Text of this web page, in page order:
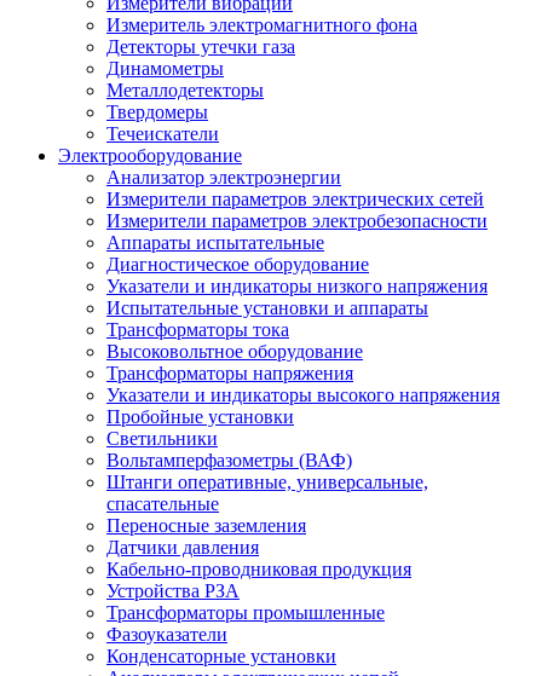
Измеритель электромагнитного фона
Детекторы утечки газа
Динамометры
Металлодетекторы
Твердомеры
Течеискатели
Электрооборудование
Анализатор электроэнергии
Измерители параметров электрических сетей
Измерители параметров электробезопасности
Аппараты испытательные
Диагностическое оборудование
Указатели и индикаторы низкого напряжения
Испытательные установки и аппараты
Трансформаторы тока
Высоковольтное оборудование
Трансформаторы напряжения
Указатели и индикаторы высокого напряжения
Пробойные установки
Светильники
Вольтамперфазометры (ВАФ)
Штанги оперативные, универсальные,
спасательные
Переносные заземления
Датчики давления
Кабельно-проводниковая продукция
Устройства РЗА
Трансформаторы промышленные
Фазоуказатели
Конденсаторные установки